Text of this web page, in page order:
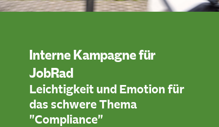
Interne Kampagne für
JobRad
Leichtigkeit und Emotion für
das schwere Thema
"Compliance"